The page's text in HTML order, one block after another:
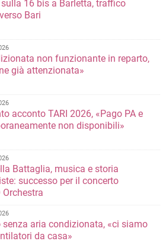
16 bis a Barletta, traffico
Bari
non funzionante in reparto,
già attenzionata»
acconto TARI 2026, «Pago PA e
non disponibili»
Battaglia, musica e storia
successo per il concerto
Orchestra
senza aria condizionata, «ci siamo
da casa»